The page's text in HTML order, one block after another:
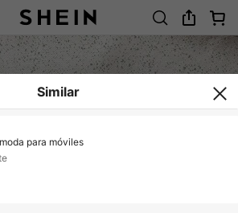
Similar
para móviles